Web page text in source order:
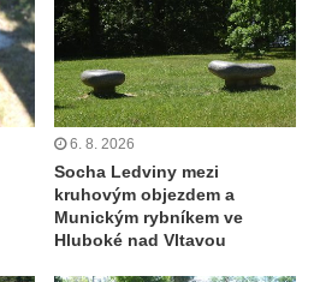
na Náměstí v
Kamarýta ve
Krumlovské ulici ve
Micara ve
6. 8. 2026
Socha Ledviny mezi
kruhovým objezdem a
Munickým rybníkem ve
Hluboké nad Vltavou